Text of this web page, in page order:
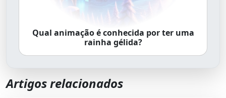
Qual animação é conhecida por ter uma
rainha gélida?
Artigos relacionados